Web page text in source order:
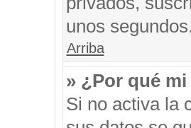
unos
Arriba
» ¿Por qué
Si no activa la